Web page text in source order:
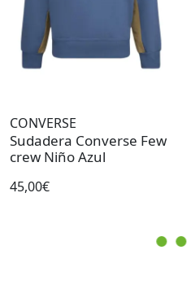
CONVERSE
Sudadera Converse Few
crew Niño Azul
45,00€